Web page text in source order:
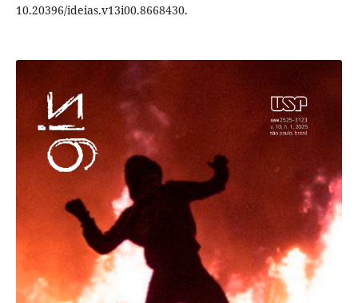
10.20396/ideias.v13i00.8668430.